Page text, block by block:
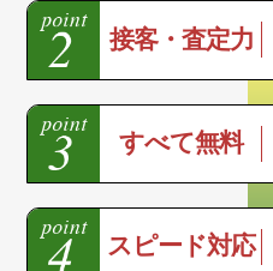
接客・査定力
すべて無料
スピード対応